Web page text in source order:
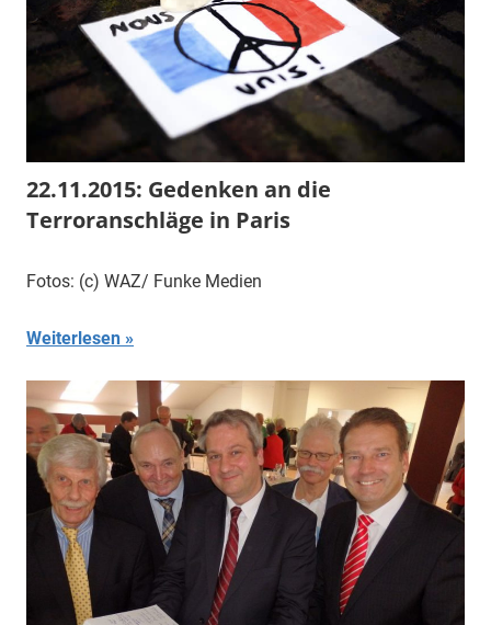
22.11.2015: Gedenken an die
Terroranschläge in Paris
Fotos: (c) WAZ/ Funke Medien
Weiterlesen